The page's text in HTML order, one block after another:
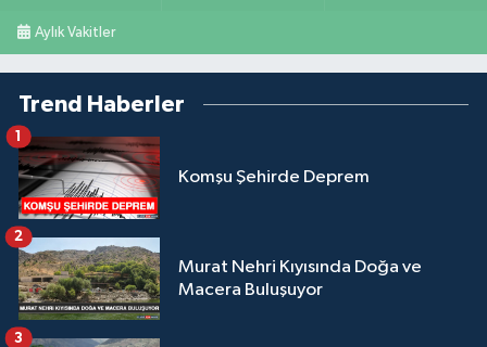
Aylık Vakitler
Trend Haberler
Komşu Şehirde Deprem
1
Murat Nehri Kıyısında Doğa ve
Macera Buluşuyor
2
3